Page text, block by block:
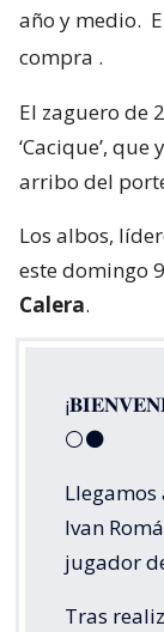
año y medio.
compra .
El zaguero de
‘Cacique’,
arribo del
Los albos,
este domingo
Calera.
⚪⚫
Llegamos
Ivan
jugador
Tras